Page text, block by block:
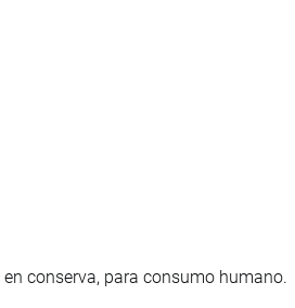
en conserva, para consumo humano.